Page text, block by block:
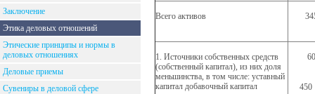
Заключение
Этика деловых отношений
Этические принципы и нормы в
деловых отношениях
Деловые приемы
Сувениры в деловой сфере
Всего активов
1. Источники собственных средств
(собственный капитал), из них доля
меньшинства, в том числе: уставный
капитал добавочный капитал
450